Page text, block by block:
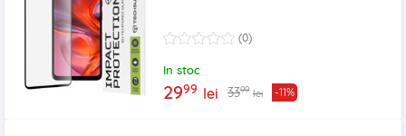
(0)
In stoc
2999 lei 3399 lei -11%